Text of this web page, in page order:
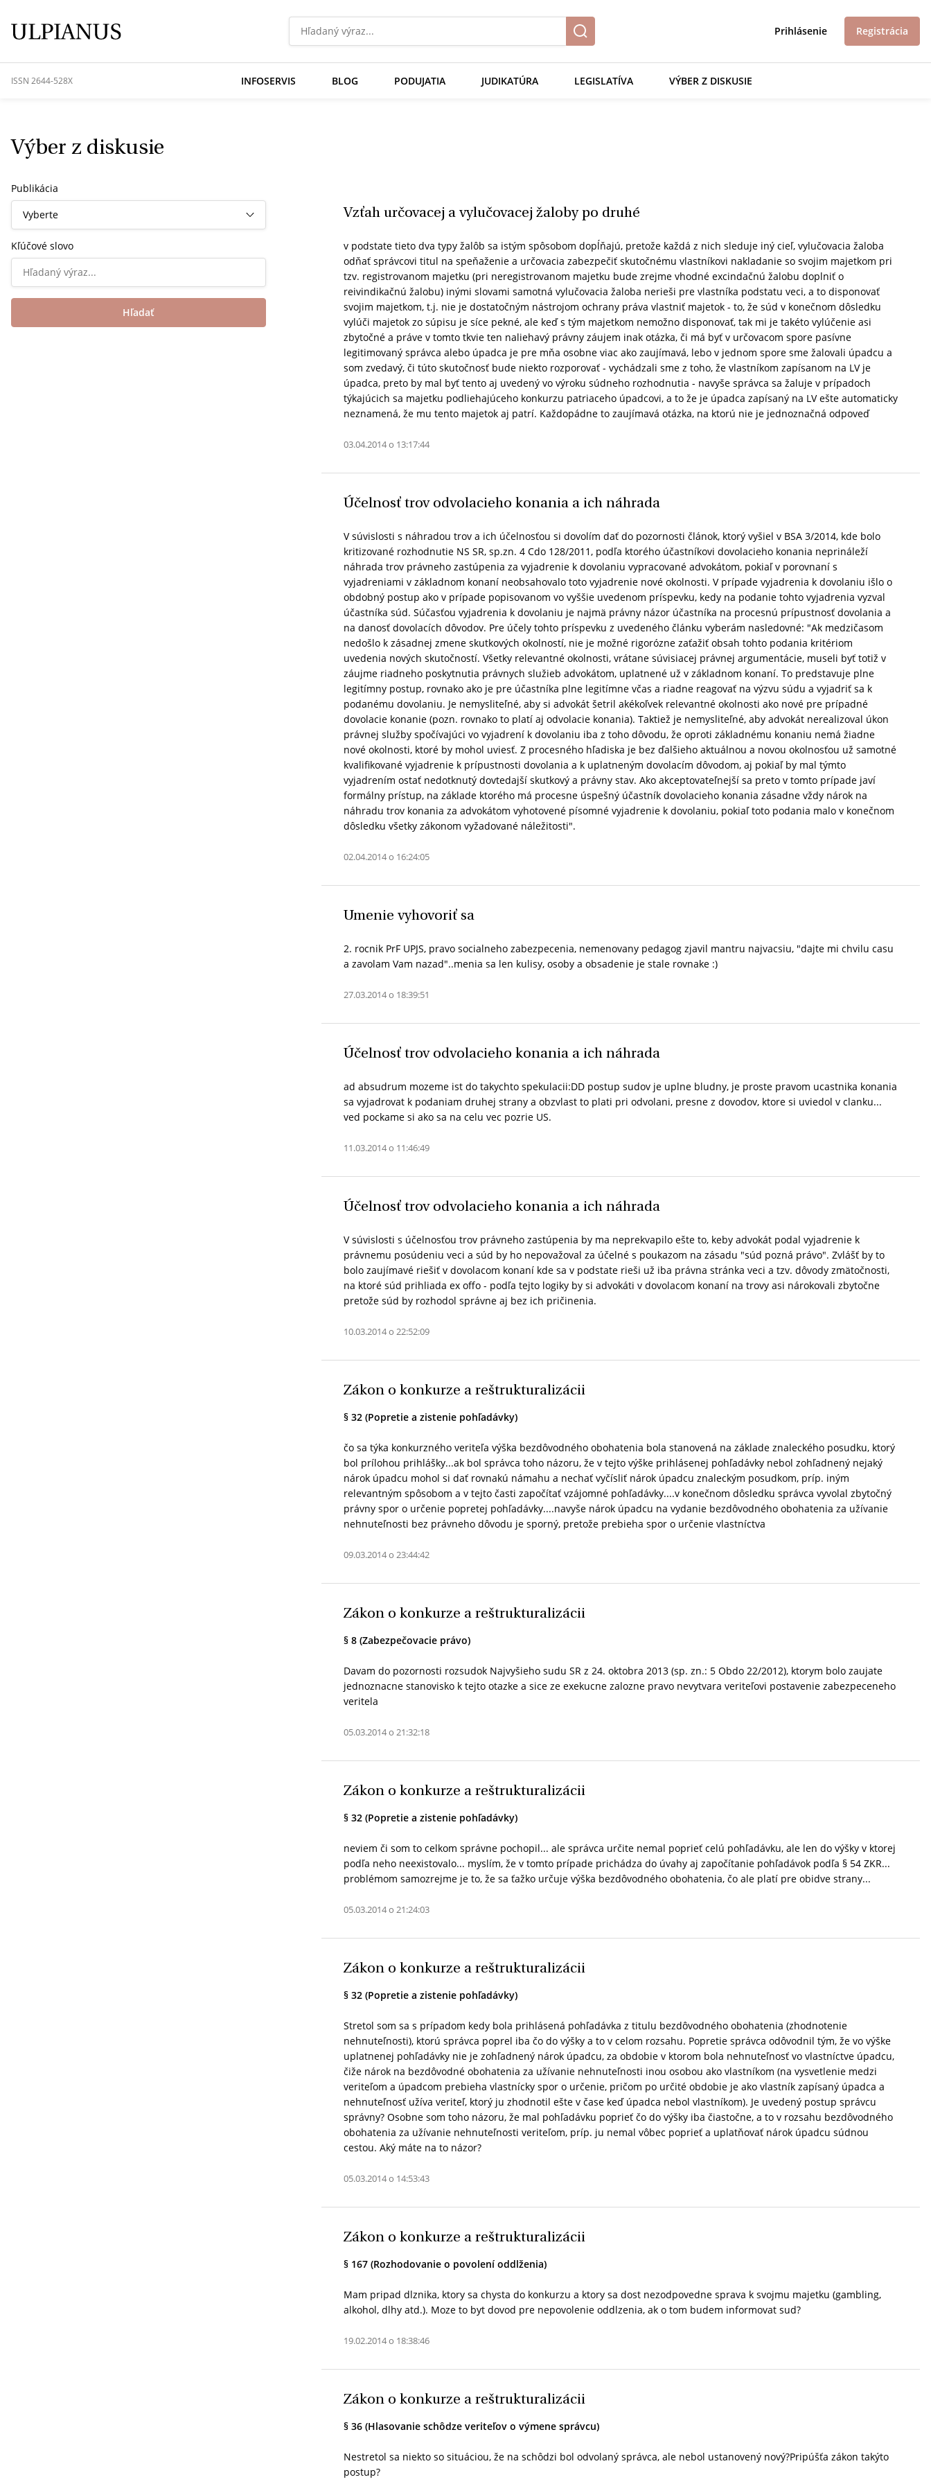
Prihlásenie Registrácia
ISSN 2644-528X INFOSERVIS BLOG PODUJATIA JUDIKATÚRA LEGISLATÍVA VÝBER Z DISKUSIE
Výber z diskusie
Publikácia
Vyberte
Kľúčové slovo
Vzťah určovacej a vylučovacej žaloby po druhé
v podstate tieto dva typy žalôb sa istým spôsobom dopĺňajú, pretože každá z nich sleduje iný cieľ, vylučovacia žaloba
odňať správcovi titul na speňaženie a určovacia zabezpečiť skutočnému vlastníkovi nakladanie so svojim majetkom pri
tzv. registrovanom majetku (pri neregistrovanom majetku bude zrejme vhodné excindačnú žalobu doplniť o
reivindikačnú žalobu) inými slovami samotná vylučovacia žaloba nerieši pre vlastníka podstatu veci, a to disponovať
svojim majetkom, t.j. nie je dostatočným nástrojom ochrany práva vlastniť majetok - to, že súd v konečnom dôsledku
vylúči majetok zo súpisu je síce pekné, ale keď s tým majetkom nemožno disponovať, tak mi je takéto vylúčenie asi
zbytočné a práve v tomto tkvie ten naliehavý právny záujem inak otázka, či má byť v určovacom spore pasívne
legitimovaný správca alebo úpadca je pre mňa osobne viac ako zaujímavá, lebo v jednom spore sme žalovali úpadcu a
som zvedavý, či túto skutočnosť bude niekto rozporovať - vychádzali sme z toho, že vlastníkom zapísanom na LV je
úpadca, preto by mal byť tento aj uvedený vo výroku súdneho rozhodnutia - navyše správca sa žaluje v prípadoch
týkajúcich sa majetku podliehajúceho konkurzu patriaceho úpadcovi, a to že je úpadca zapísaný na LV ešte automaticky
neznamená, že mu tento majetok aj patrí. Každopádne to zaujímavá otázka, na ktorú nie je jednoznačná odpoveď
03.04.2014 o 13:17:44
Účelnosť trov odvolacieho konania a ich náhrada
V súvislosti s náhradou trov a ich účelnosťou si dovolím dať do pozornosti článok, ktorý vyšiel v BSA 3/2014, kde bolo
kritizované rozhodnutie NS SR, sp.zn. 4 Cdo 128/2011, podľa ktorého účastníkovi dovolacieho konania neprináleží
náhrada trov právneho zastúpenia za vyjadrenie k dovolaniu vypracované advokátom, pokiaľ v porovnaní s
vyjadreniami v základnom konaní neobsahovalo toto vyjadrenie nové okolnosti. V prípade vyjadrenia k dovolaniu išlo o
obdobný postup ako v prípade popisovanom vo vyššie uvedenom príspevku, kedy na podanie tohto vyjadrenia vyzval
účastníka súd. Súčasťou vyjadrenia k dovolaniu je najmä právny názor účastníka na procesnú prípustnosť dovolania a
na danosť dovolacích dôvodov. Pre účely tohto príspevku z uvedeného článku vyberám nasledovné: "Ak medzičasom
nedošlo k zásadnej zmene skutkových okolností, nie je možné rigorózne zaťažiť obsah tohto podania kritériom
uvedenia nových skutočností. Všetky relevantné okolnosti, vrátane súvisiacej právnej argumentácie, museli byť totiž v
záujme riadneho poskytnutia právnych služieb advokátom, uplatnené už v základnom konaní. To predstavuje plne
legitímny postup, rovnako ako je pre účastníka plne legitímne včas a riadne reagovať na výzvu súdu a vyjadriť sa k
podanému dovolaniu. Je nemysliteľné, aby si advokát šetril akékoľvek relevantné okolnosti ako nové pre prípadné
dovolacie konanie (pozn. rovnako to platí aj odvolacie konania). Taktiež je nemysliteľné, aby advokát nerealizoval úkon
právnej služby spočívajúci vo vyjadrení k dovolaniu iba z toho dôvodu, že oproti základnému konaniu nemá žiadne
nové okolnosti, ktoré by mohol uviesť. Z procesného hľadiska je bez ďalšieho aktuálnou a novou okolnosťou už samotné
kvalifikované vyjadrenie k prípustnosti dovolania a k uplatneným dovolacím dôvodom, aj pokiaľ by mal týmto
vyjadrením ostať nedotknutý dovtedajší skutkový a právny stav. Ako akceptovateľnejší sa preto v tomto prípade javí
formálny prístup, na základe ktorého má procesne úspešný účastník dovolacieho konania zásadne vždy nárok na
náhradu trov konania za advokátom vyhotovené písomné vyjadrenie k dovolaniu, pokiaľ toto podania malo v konečnom
dôsledku všetky zákonom vyžadované náležitosti".
02.04.2014 o 16:24:05
Umenie vyhovoriť sa
2. rocnik PrF UPJS, pravo socialneho zabezpecenia, nemenovany pedagog zjavil mantru najvacsiu, "dajte mi chvilu casu
a zavolam Vam nazad"..menia sa len kulisy, osoby a obsadenie je stale rovnake :)
27.03.2014 o 18:39:51
Účelnosť trov odvolacieho konania a ich náhrada
ad absudrum mozeme ist do takychto spekulacii:DD postup sudov je uplne bludny, je proste pravom ucastnika konania
sa vyjadrovat k podaniam druhej strany a obzvlast to plati pri odvolani, presne z dovodov, ktore si uviedol v clanku...
ved pockame si ako sa na celu vec pozrie US.
11.03.2014 o 11:46:49
Účelnosť trov odvolacieho konania a ich náhrada
V súvislosti s účelnosťou trov právneho zastúpenia by ma neprekvapilo ešte to, keby advokát podal vyjadrenie k
právnemu posúdeniu veci a súd by ho nepovažoval za účelné s poukazom na zásadu "súd pozná právo". Zvlášť by to
bolo zaujímavé riešiť v dovolacom konaní kde sa v podstate rieši už iba právna stránka veci a tzv. dôvody zmätočnosti,
na ktoré súd prihliada ex offo - podľa tejto logiky by si advokáti v dovolacom konaní na trovy asi nárokovali zbytočne
pretože súd by rozhodol správne aj bez ich pričinenia.
10.03.2014 o 22:52:09
Zákon o konkurze a reštrukturalizácii
§ 32 (Popretie a zistenie pohľadávky)
čo sa týka konkurzného veriteľa výška bezdôvodného obohatenia bola stanovená na základe znaleckého posudku, ktorý
bol prílohou prihlášky...ak bol správca toho názoru, že v tejto výške prihlásenej pohľadávky nebol zohľadnený nejaký
nárok úpadcu mohol si dať rovnakú námahu a nechať vyčísliť nárok úpadcu znaleckým posudkom, príp. iným
relevantným spôsobom a v tejto časti započítať vzájomné pohľadávky....v konečnom dôsledku správca vyvolal zbytočný
právny spor o určenie popretej pohľadávky....navyše nárok úpadcu na vydanie bezdôvodného obohatenia za užívanie
nehnuteľnosti bez právneho dôvodu je sporný, pretože prebieha spor o určenie vlastníctva
09.03.2014 o 23:44:42
Zákon o konkurze a reštrukturalizácii
§ 8 (Zabezpečovacie právo)
Davam do pozornosti rozsudok Najvyšieho sudu SR z 24. oktobra 2013 (sp. zn.: 5 Obdo 22/2012), ktorym bolo zaujate
jednoznacne stanovisko k tejto otazke a sice ze exekucne zalozne pravo nevytvara veriteľovi postavenie zabezpeceneho
veritela
05.03.2014 o 21:32:18
Zákon o konkurze a reštrukturalizácii
§ 32 (Popretie a zistenie pohľadávky)
neviem či som to celkom správne pochopil... ale správca určite nemal poprieť celú pohľadávku, ale len do výšky v ktorej
podľa neho neexistovalo... myslím, že v tomto prípade prichádza do úvahy aj započítanie pohľadávok podľa § 54 ZKR...
problémom samozrejme je to, že sa ťažko určuje výška bezdôvodného obohatenia, čo ale platí pre obidve strany...
05.03.2014 o 21:24:03
Zákon o konkurze a reštrukturalizácii
§ 32 (Popretie a zistenie pohľadávky)
Stretol som sa s prípadom kedy bola prihlásená pohľadávka z titulu bezdôvodného obohatenia (zhodnotenie
nehnuteľnosti), ktorú správca poprel iba čo do výšky a to v celom rozsahu. Popretie správca odôvodnil tým, že vo výške
uplatnenej pohľadávky nie je zohľadnený nárok úpadcu, za obdobie v ktorom bola nehnuteľnosť vo vlastníctve úpadcu,
čiže nárok na bezdôvodné obohatenia za užívanie nehnuteľnosti inou osobou ako vlastníkom (na vysvetlenie medzi
veriteľom a úpadcom prebieha vlastnícky spor o určenie, pričom po určité obdobie je ako vlastník zapísaný úpadca a
nehnuteľnosť užíva veriteľ, ktorý ju zhodnotil ešte v čase keď úpadca nebol vlastníkom). Je uvedený postup správcu
správny? Osobne som toho názoru, že mal pohľadávku poprieť čo do výšky iba čiastočne, a to v rozsahu bezdôvodného
obohatenia za užívanie nehnuteľnosti veriteľom, príp. ju nemal vôbec poprieť a uplatňovať nárok úpadcu súdnou
cestou. Aký máte na to názor?
05.03.2014 o 14:53:43
Zákon o konkurze a reštrukturalizácii
§ 167 (Rozhodovanie o povolení oddlženia)
Mam pripad dlznika, ktory sa chysta do konkurzu a ktory sa dost nezodpovedne sprava k svojmu majetku (gambling,
alkohol, dlhy atd.). Moze to byt dovod pre nepovolenie oddlzenia, ak o tom budem informovat sud?
19.02.2014 o 18:38:46
Zákon o konkurze a reštrukturalizácii
§ 36 (Hlasovanie schôdze veriteľov o výmene správcu)
Nestretol sa niekto so situáciou, že na schôdzi bol odvolaný správca, ale nebol ustanovený nový?Pripúšťa zákon takýto
postup?